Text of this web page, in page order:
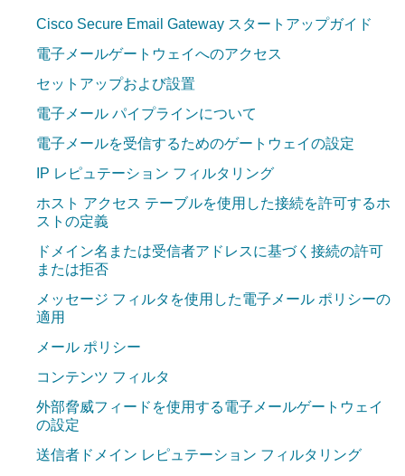
Cisco Secure Email Gateway スタートアップガイド
電子メールゲートウェイへのアクセス
セットアップおよび設置
電子メール パイプラインについて
電子メールを受信するためのゲートウェイの設定
IP レピュテーション フィルタリング
ホスト アクセス テーブルを使用した接続を許可するホ
ストの定義
ドメイン名または受信者アドレスに基づく接続の許可
または拒否
メッセージ フィルタを使用した電子メール ポリシーの
適用
メール ポリシー
コンテンツ フィルタ
外部脅威フィードを使用する電子メールゲートウェイ
の設定
送信者ドメイン レピュテーション フィルタリング